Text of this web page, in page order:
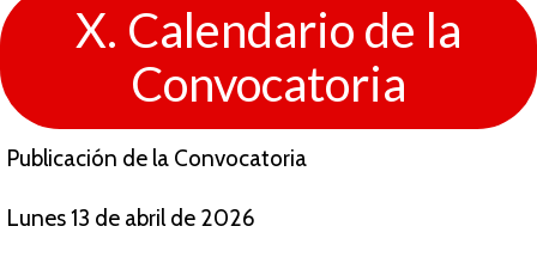
X. Calendario de la
Convocatoria
Publicación de la Convocatoria
Lunes 13 de abril de 2026